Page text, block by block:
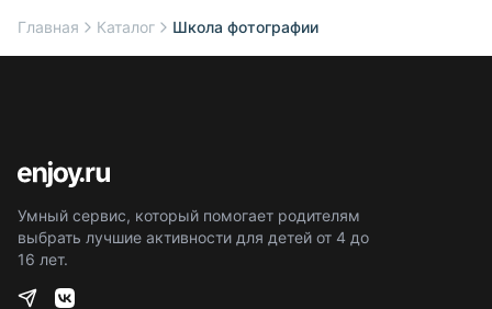
Главная Каталог Школа фотографии
Умный сервис, который помогает родителям
выбрать лучшие активности для детей от 4 до
16 лет.